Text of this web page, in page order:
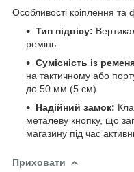
Особливості кріплення та
Тип підвісу:
ремінь.
Сумісність із
на тактичному або
до 50 мм (5 см).
Надійний замок:
металеву кнопку, що
магазину під час
Приховати